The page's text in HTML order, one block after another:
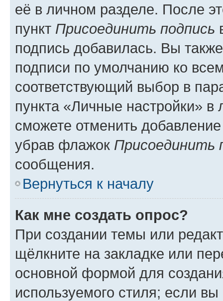
её в личном разделе. После
пункт Присоединить подпись
подпись добавилась. Вы
подписи по умолчанию ко
соответствующий выбор в
пункта «Личные настройки»
сможете отменить
убрав флажок Присоединить
сообщения.
Вернуться к началу
Как мне создать опрос?
При создании темы или
щёлкните на закладке или
основной формой для
используемого стиля; если